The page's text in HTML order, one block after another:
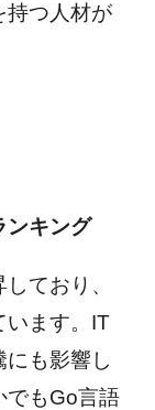
持つ人材が
ンキング
ており、
います。IT
も影響し
でもGo言語